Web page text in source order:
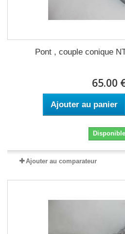
Pont , couple conique
65.00
Ajouter au panier
Disponible
Ajouter au comparateur